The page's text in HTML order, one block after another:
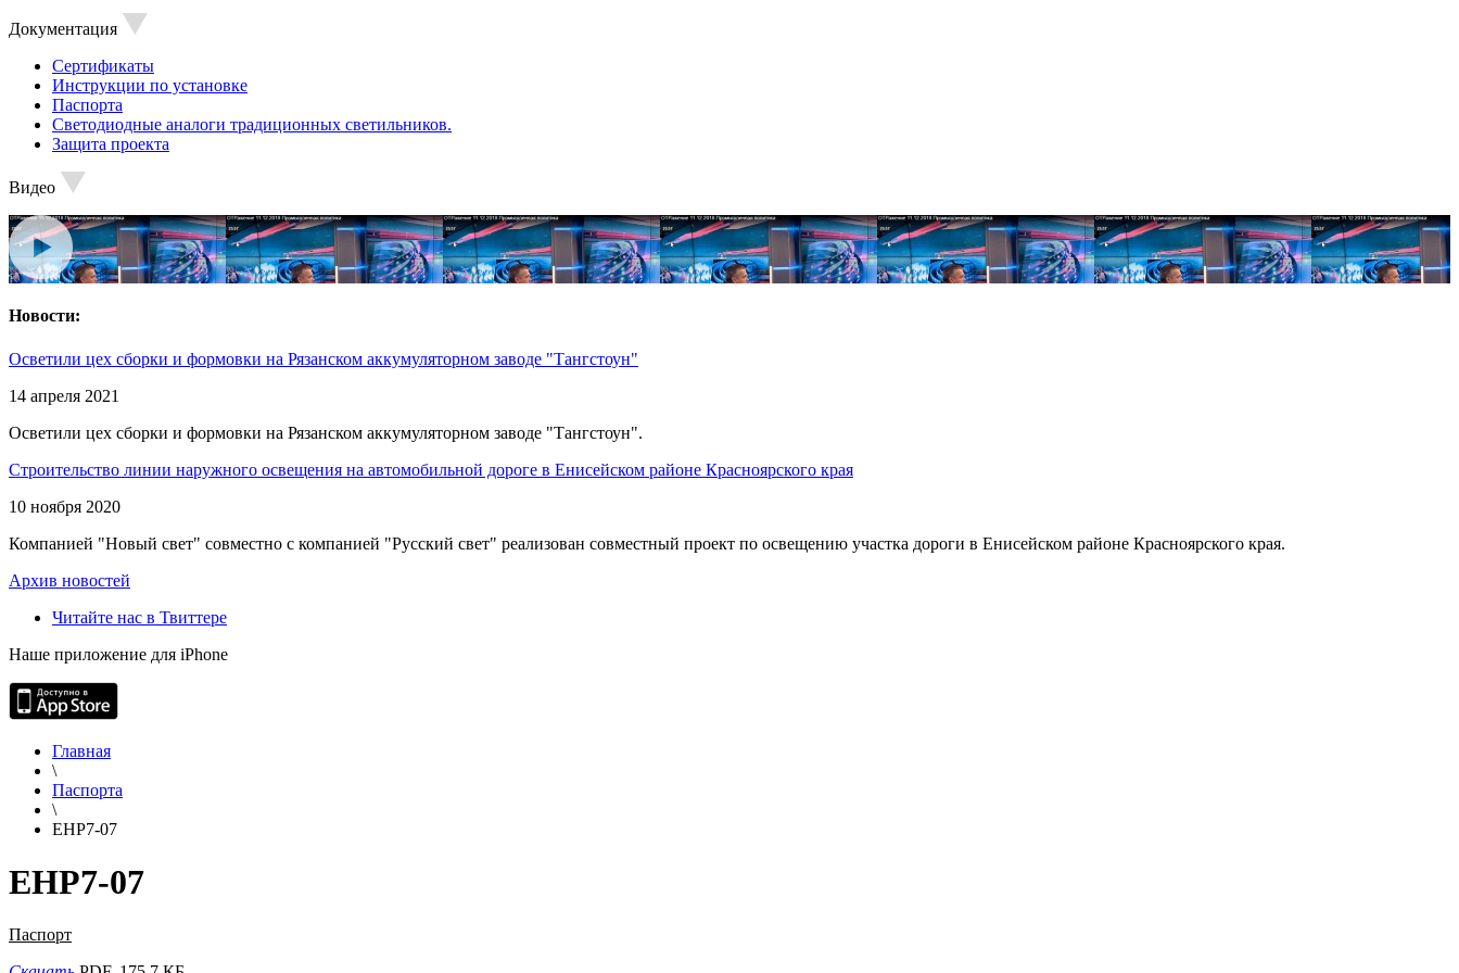
Документация
Сертификаты
Инструкции по установке
Паспорта
Светодиодные аналоги традиционных светильников.
Защита проекта
Видео
Новости:
Осветили цех сборки и формовки на Рязанском аккумуляторном заводе "Тангстоун"
14 апреля 2021
Осветили цех сборки и формовки на Рязанском аккумуляторном заводе "Тангстоун".
Строительство линии наружного освещения на автомобильной дороге в Енисейском районе Красноярского края
10 ноября 2020
Компанией "Новый свет" совместно с компанией "Русский свет" реализован совместный проект по освещению участка дороги в Енисейском районе Красноярского края.
Архив новостей
Читайте нас в Твиттере
Наше приложение для iPhone
Главная
\
Паспорта
\
EHP7-07
EHP7-07
Паспорт